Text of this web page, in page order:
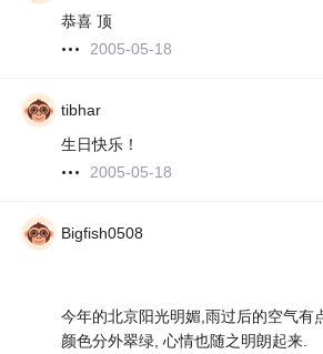
恭喜 顶
2005-05-18
tibhar
生日快乐！
2005-05-18
Bigfish0508
今年的北京阳光明媚,雨过后的空气有
颜色分外翠绿, 心情也随之明朗起来.